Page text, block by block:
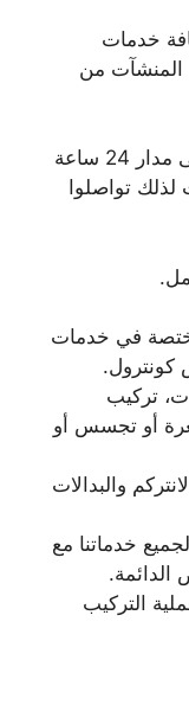
خدمات
المنشآت من
نتواجد في كافة نواحي الفنطاس وعلى مدار 24 ساعة
تواصلوا
في خدمات
كونترول.
تركيب
أو تجسس أو
والبدالات
خدماتنا مع
الدائمة.
التركيب